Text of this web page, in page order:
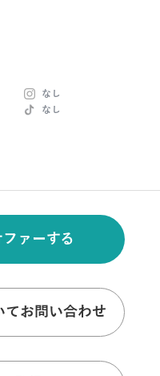
なし
なし
ァーする
てお問い合わせ